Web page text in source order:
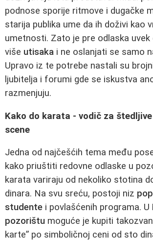
podnose sporije ritmove i dugačke
starija publika ume da ih doživi kao
umetnosti. Zato je pre odlaska
više utisaka i ne oslanjati se samo
Upravo iz te potrebe nastali su
ljubitelja i forumi gde se iskustva
razmenjuju.
Kako do karata - vodič za
scene
Jedna od najčešćih tema među
kako priuštiti redovne odlaske u
karata variraju od nekoliko stotina
dinara. Na svu sreću, postoji niz
studente i povlašćenih programa. U
pozorištu moguće je kupiti
karte” po simboličnoj ceni od sto